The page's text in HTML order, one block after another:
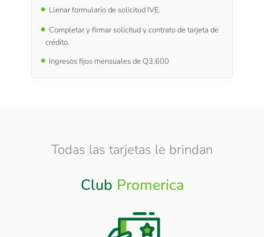
Llenar formulario de solicitud IVE.
Completar y firmar solicitud y contrato de tarjeta de
crédito.
Ingresos fijos mensuales de Q3,600
Todas las tarjetas le brindan
Club Promerica
OtrosBeneficios